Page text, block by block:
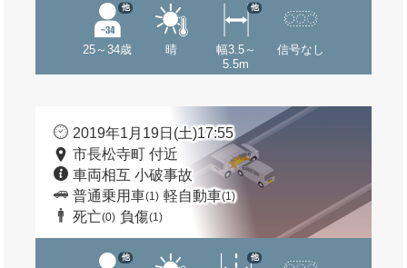
25～34歳
他
晴
幅3.5～
5.5m
他
信号なし
2019年1月19日(土)17:55
市長松寺町 付近
車両相互 小破事故
普通乗用車(1) 軽自動車(1)
死亡(0) 負傷(1)
他 他